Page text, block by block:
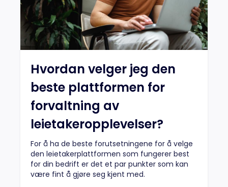
Hvordan velger jeg den
beste plattformen for
forvaltning av
leietakeropplevelser?
For å ha de beste forutsetningene for å velge
den leietakerplattformen som fungerer best
for din bedrift er det et par punkter som kan
være fint å gjøre seg kjent med.